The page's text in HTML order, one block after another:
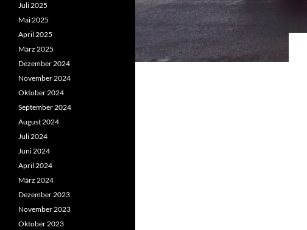
Juli 2025
Mai 2025
April 2025
März 2025
Dezember 2024
November 2024
Oktober 2024
September 2024
August 2024
Juli 2024
Juni 2024
April 2024
März 2024
Dezember 2023
November 2023
Oktober 2023